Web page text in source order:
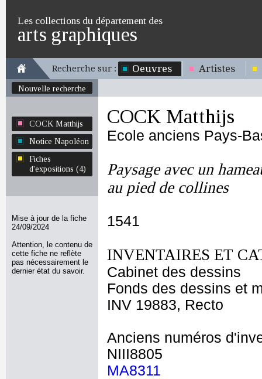
Les collections du département des
arts graphiques
Recherche sur : Oeuvres Artistes
Nouvelle recherche
COCK Matthijs
Notice Napoléon
Fiches
d'expositions (4)
Mise à jour de la fiche
24/09/2024
Attention, le contenu de
cette fiche ne reflète
pas nécessairement le
dernier état du savoir.
COCK Matthijs
Ecole anciens Pays-
Paysage avec un
au pied de collines
1541
INVENTAIRES ET
Cabinet des dessins
Fonds des dessins et
INV 19883, Recto
Anciens numéros
NIII8805
MA8311